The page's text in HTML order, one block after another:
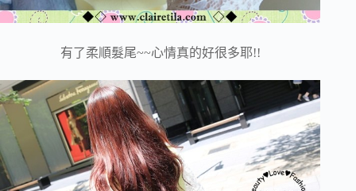
有了柔順髮尾~~心情真的好很多耶!!